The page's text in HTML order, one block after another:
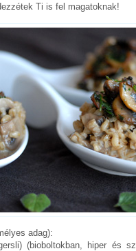
Ti is fel magatoknak!
adag):
(bioboltokban, hiper és